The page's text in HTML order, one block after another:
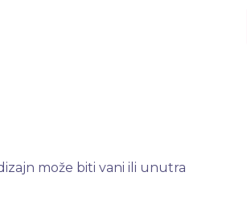
može biti vani ili unutra